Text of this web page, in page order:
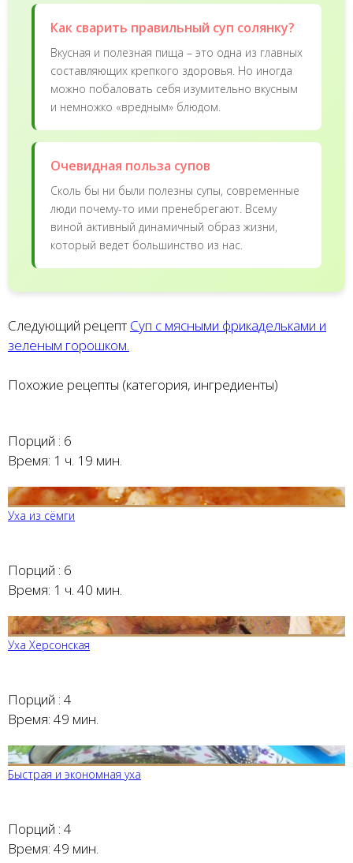
Как сварить правильный суп солянку?
Вкусная и полезная пища – это одна из главных
составляющих крепкого здоровья. Но иногда
можно побаловать себя изумительно вкусным
и немножко «вредным» блюдом.
Очевидная польза супов
Сколь бы ни были полезны супы, современные
люди почему-то ими пренебрегают. Всему
виной активный динамичный образ жизни,
который ведет большинство из нас.
Следующий рецепт Суп с мясными фрикадельками и
зеленым горошком.
Похожие рецепты (категория, ингредиенты)
Порций : 6
Время: 1 ч. 19 мин.
Уха из сёмги
Порций : 6
Время: 1 ч. 40 мин.
Уха Херсонская
Порций : 4
Время: 49 мин.
Быстрая и экономная уха
Порций : 4
Время: 49 мин.